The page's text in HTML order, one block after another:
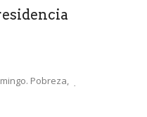
Pobreza,